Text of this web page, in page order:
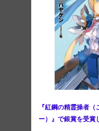
『紅鋼の精霊操者
ー）』で銀賞を受賞